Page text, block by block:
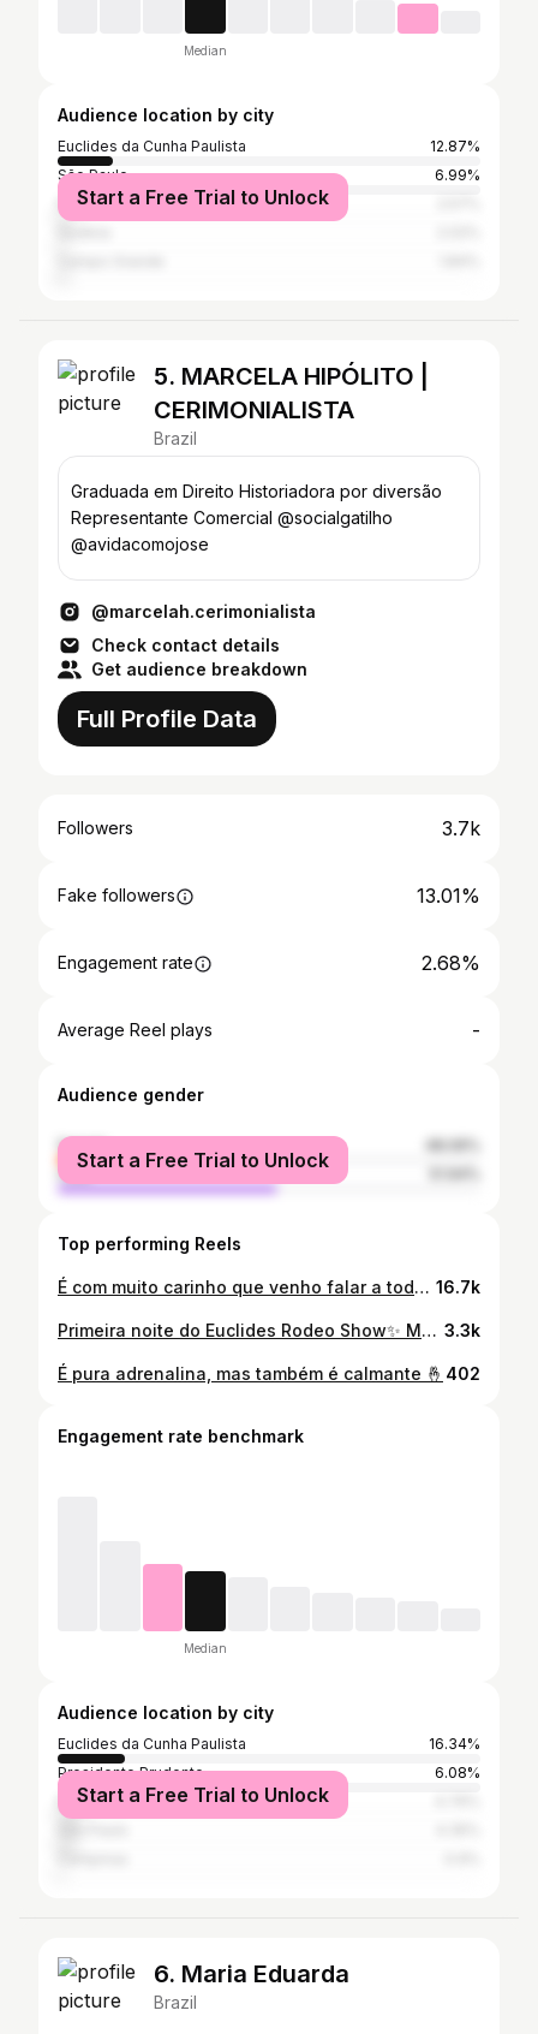
Median
Audience location by city
Euclides da Cunha Paulista
12.87%
São Paulo
6.99%
Rio de Janeiro
Start a Free Trial to Unlock
5. MARCELA HIPÓLITO |
CERIMONIALISTA
Brazil
Graduada em Direito Historiadora por diversão
Representante Comercial @socialgatilho
@avidacomojose
@marcelah.cerimonialista
Check contact details
Get audience breakdown
Full Profile Data
Followers 3.7k
Fake followers 13.01%
Engagement rate 2.68%
Average Reel plays -
Audience gender
female
male
Start a Free Trial to Unlock
Top performing Reels
É com muito carinho que venho falar a todos vocês que sou oficialmente candidata a rainha do rodeio de Euclides da Cunha Paulista 2022 Conto com o apoio de todos vocês nessa nova etapa! ❤️❤️ Patrocinador @bastioes_country_store #rainhadorodeio #rodeio2022 #rodeio #agroo #cowgirl #rodeo 16.7k
Primeira noite do Euclides Rodeo Show✨️ Muito feliz em fazer parte desse evento lindo! . . . . . Acessórios: @ya.bella_biju 3.3k
É pura adrenalina, mas também é calmante 🤞 402
Engagement rate benchmark
Median
Audience location by city
Euclides da Cunha Paulista
16.34%
Presidente Prudente
6.08%
Maringá
Start a Free Trial to Unlock
6. Maria Eduarda
Brazil